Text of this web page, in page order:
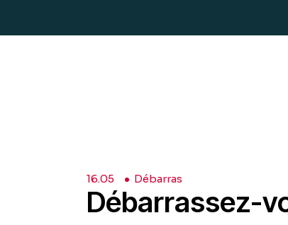
16.05 Débarras
Débarrassez-